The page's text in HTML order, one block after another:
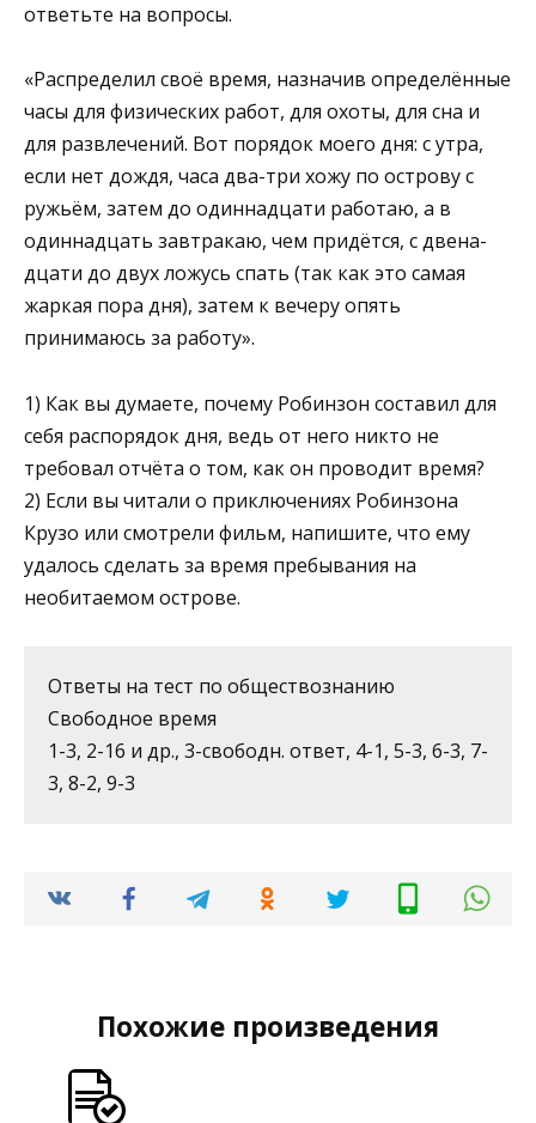
ответьте на вопросы.
«Распределил своё время, назначив определённые
часы для физических работ, для охоты, для сна и
для развлечений. Вот порядок моего дня: с утра,
если нет дождя, часа два-три хожу по острову с
ружьём, затем до одиннадцати работаю, а в
одиннадцать завтракаю, чем придётся, с двена­
дцати до двух ложусь спать (так как это самая
жаркая пора дня), затем к вечеру опять
принимаюсь за работу».
1) Как вы думаете, почему Робинзон составил для
себя распорядок дня, ведь от него никто не
требовал отчёта о том, как он проводит время?­
2) Если вы читали о приключениях Робинзона
Крузо или смотрели фильм, напишите, что ему
удалось сделать за время пребывания на
необитаемом острове.
Ответы на тест по обществознанию
Свободное время
1-3, 2-16 и др., 3-свободн. ответ, 4-1, 5-3, 6-3, 7-
3, 8-2, 9-3
Похожие произведения